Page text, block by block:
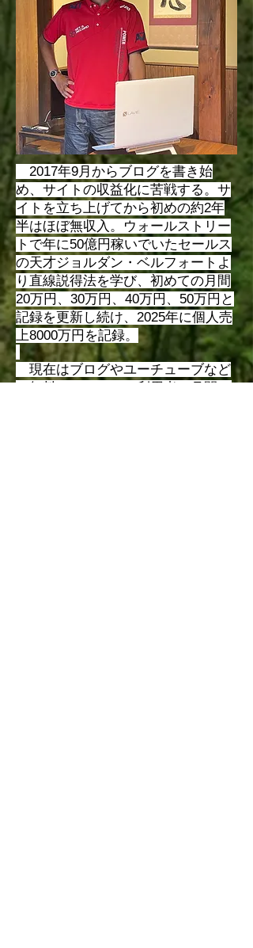
2017年9月からブログを書き始
め、サイトの収益化に苦戦する。サ
イトを立ち上げてから初めの約2年
半はほぼ無収入。ウォールストリー
トで年に50億円稼いでいたセールス
の天才ジョルダン・ベルフォートよ
り直線説得法を学び、初めての月間
20万円、30万円、40万円、50万円と
記録を更新し続け、2025年に個人売
上8000万円を記録。
現在はブログやユーチューブなど
の無料コンテンツの利用者は月間10